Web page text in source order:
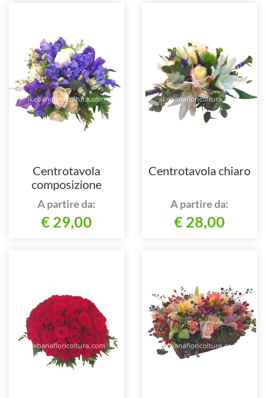
Centrotavola
composizione
assortita.
A partire da:
€ 29,00
Centrotavola chiaro
A partire da:
€ 28,00